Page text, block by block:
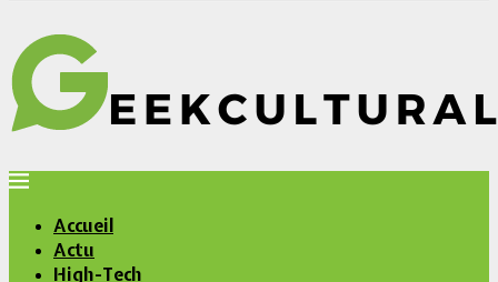
Accueil
Actu
High-Tech